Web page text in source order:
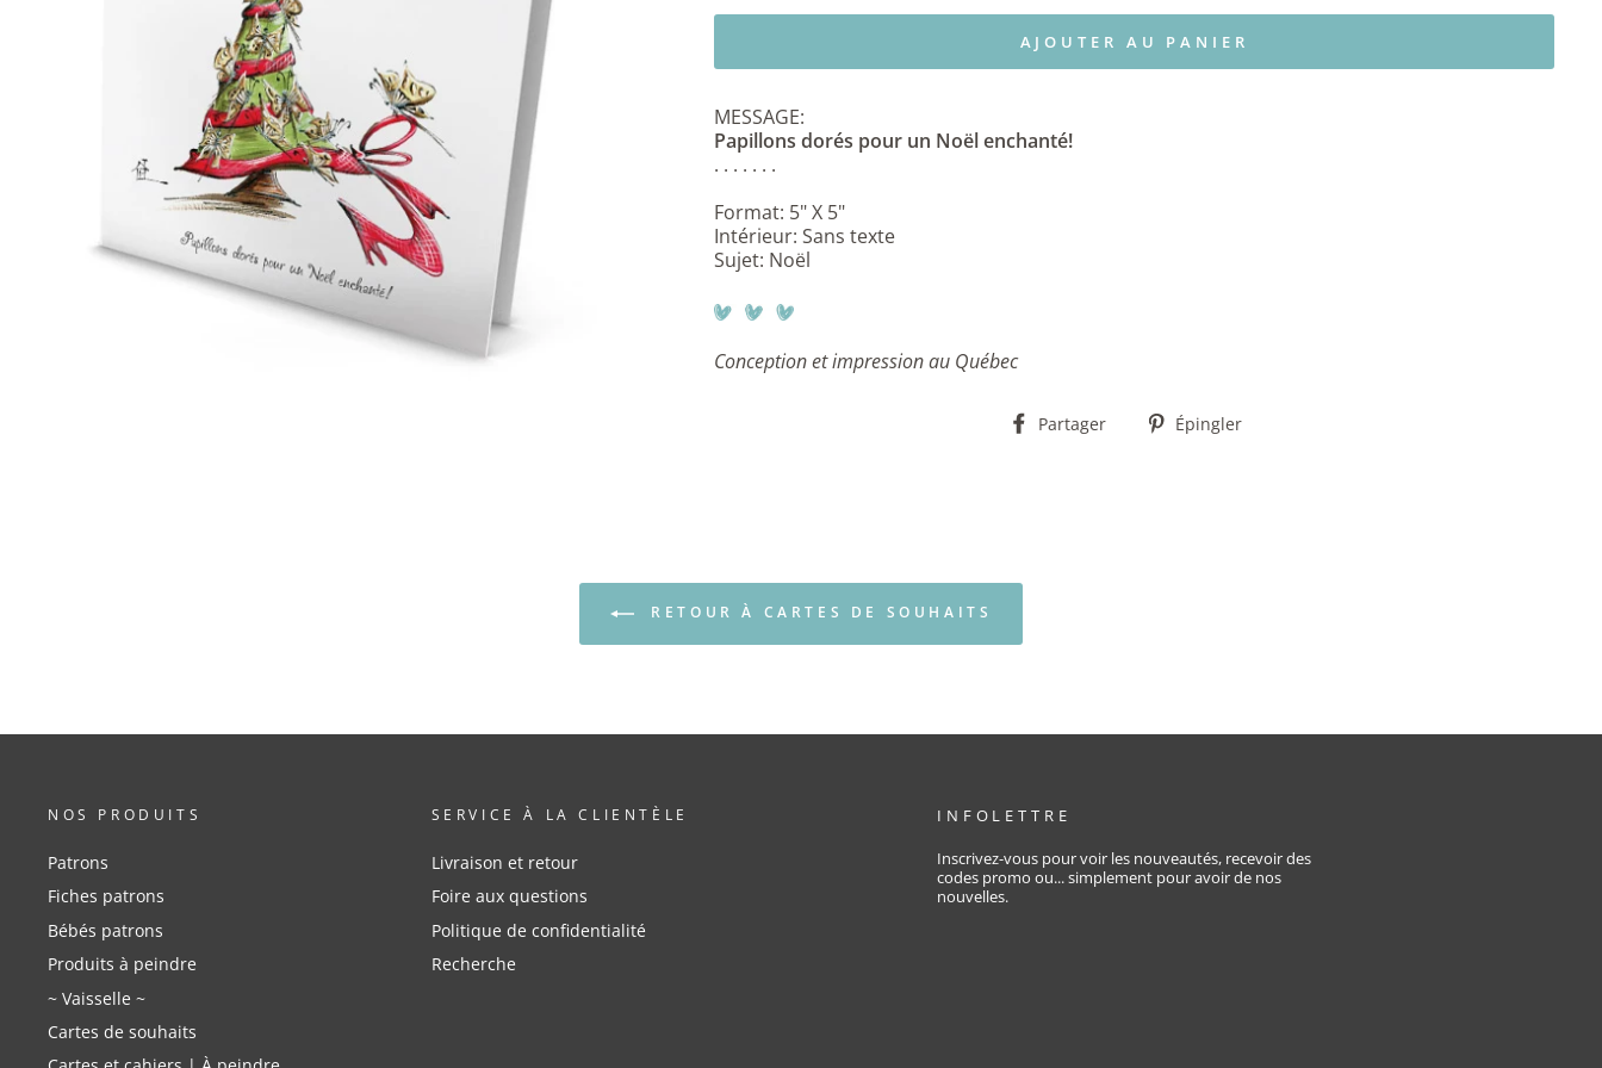
AJOUTER AU PANIER
MESSAGE:
Papillons dorés pour un Noël enchanté!
. . . . . . .
Format: 5" X 5"
Intérieur: Sans texte
Sujet: Noël
Conception et impression au Québec
Partager
PartagerÉpingler
RETOUR À CARTES DE SOUHAITS
NOS PRODUITS
Patrons
Fiches patrons
Bébés patrons
Produits à peindre
~ Vaisselle ~
Cartes de souhaits
SERVICE À LA CLIENTÈLE
Livraison et retour
Foire aux questions
Politique de confidentialité
Recherche
INFOLETTRE
Inscrivez-vous pour voir les nouveautés, recevoir des
codes promo ou... simplement pour avoir de nos
nouvelles.